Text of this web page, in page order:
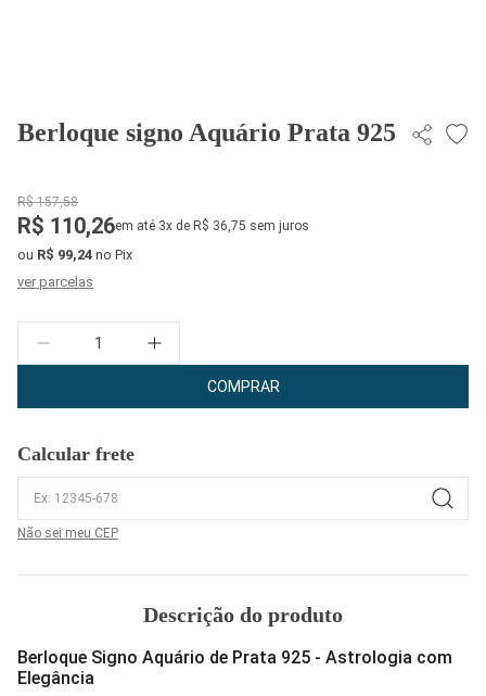
Berloque signo Aquário Prata 925
R$ 157,58
R$ 110,26em até 3x de R$ 36,75 sem juros
ou R$ 99,24 no Pix
ver parcelas
Quantidade
COMPRAR
Calcular frete
Não sei meu CEP
Descrição do produto
Berloque Signo Aquário de Prata 925 - Astrologia com
Elegância